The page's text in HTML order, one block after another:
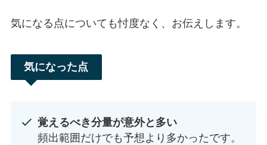
気になる点についても忖度なく、お伝えします。
気になった点
覚えるべき分量が意外と多い
頻出範囲だけでも予想より多かったです。